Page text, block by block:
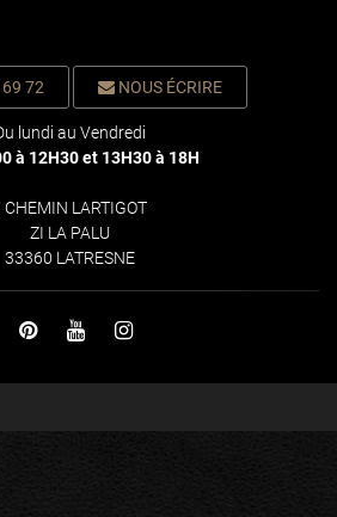
72 NOUS ÉCRIRE
lundi au Vendredi
à 12H30 et 13H30 à 18H
CHEMIN LARTIGOT
ZI LA PALU
33360 LATRESNE